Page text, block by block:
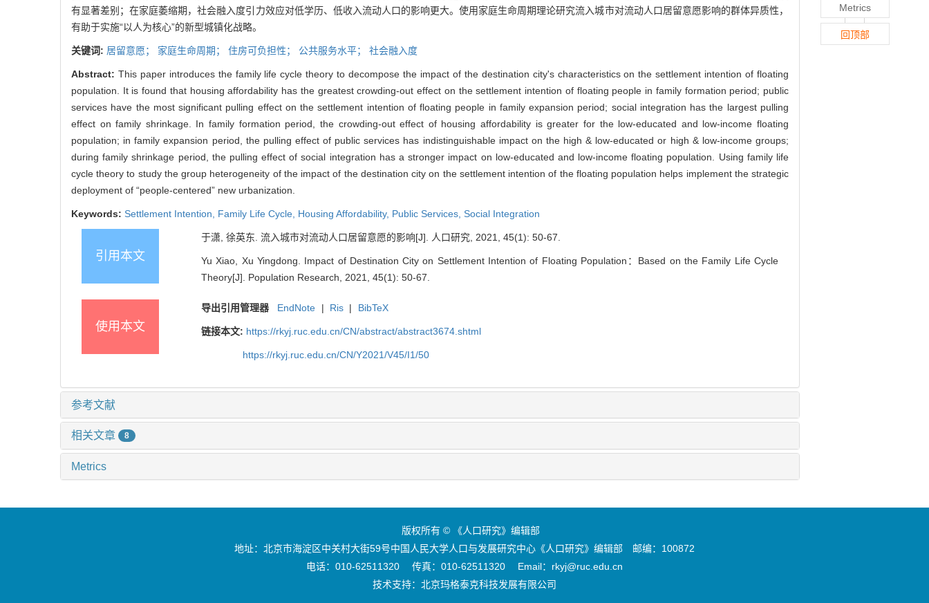
有显著差别；在家庭萎缩期，社会融入度引力效应对低学历、低收入流动人口的影响更大。使用家庭生命周期理论研究流入城市对流动人口居留意愿影响的群体异质性，
有助于实施“以人为核心”的新型城镇化战略。
关键词: 居留意愿； 家庭生命周期； 住房可负担性； 公共服务水平； 社会融入度
Abstract: This paper introduces the family life cycle theory to decompose the impact of the destination city's characteristics on the settlement intention of floating
population. It is found that housing affordability has the greatest crowding-out effect on the settlement intention of floating people in family formation period; public
services have the most significant pulling effect on the settlement intention of floating people in family expansion period; social integration has the largest pulling
effect on family shrinkage. In family formation period, the crowding-out effect of housing affordability is greater for the low-educated and low-income floating
population; in family expansion period, the pulling effect of public services has indistinguishable impact on the high & low-educated or high & low-income groups;
during family shrinkage period, the pulling effect of social integration has a stronger impact on low-educated and low-income floating population. Using family life
cycle theory to study the group heterogeneity of the impact of the destination city on the settlement intention of the floating population helps implement the strategic
deployment of “people-centered” new urbanization.
Keywords: Settlement Intention, Family Life Cycle, Housing Affordability, Public Services, Social Integration
引用本文
于潇, 徐英东. 流入城市对流动人口居留意愿的影响[J]. 人口研究, 2021, 45(1): 50-67.
Yu Xiao, Xu Yingdong. Impact of Destination City on Settlement Intention of Floating Population：Based on the Family Life Cycle
Theory[J]. Population Research, 2021, 45(1): 50-67.
使用本文
导出引用管理器 EndNote | Ris | BibTeX
链接本文: https://rkyj.ruc.edu.cn/CN/abstract/abstract3674.shtml
https://rkyj.ruc.edu.cn/CN/Y2021/V45/I1/50
参考文献
相关文章 8
Metrics
Metrics
回顶部
版权所有 © 《人口研究》编辑部
地址：北京市海淀区中关村大街59号中国人民大学人口与发展研究中心《人口研究》编辑部 邮编：100872
电话：010-62511320 传真：010-62511320 Email：rkyj@ruc.edu.cn
技术支持： 北京玛格泰克科技发展有限公司